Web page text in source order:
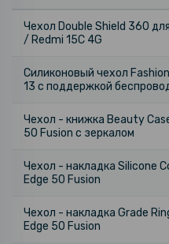
Чехол Double Shield 360
/ Redmi 15C 4G
Силиконовый чехол
13 с поддержкой
Чехол - книжка Beauty
50 Fusion с зеркалом
Чехол - накладка Silicone
Edge 50 Fusion
Чехол - накладка Grade
Edge 50 Fusion